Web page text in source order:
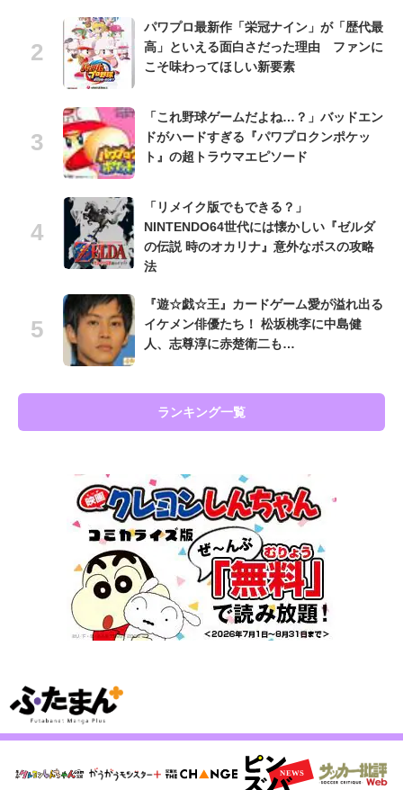
パワプロ最新作「栄冠ナイン」が「歴代最
高」といえる面白さだった理由 ファンに
こそ味わってほしい新要素
「これ野球ゲームだよね…？」バッドエン
ドがハードすぎる『パワプロクンポケッ
ト』の超トラウマエピソード
「リメイク版でもできる？」
NINTENDO64世代には懐かしい『ゼルダ
の伝説 時のオカリナ』意外なボスの攻略
法
『遊☆戯☆王』カードゲーム愛が溢れ出る
イケメン俳優たち！ 松坂桃李に中島健
人、志尊淳に赤楚衛二も…
ランキング一覧